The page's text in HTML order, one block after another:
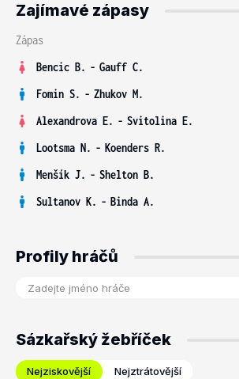
Zajímavé zápasy
Zápas
Bencic B. - Gauff C.
Fomin S. - Zhukov M.
Alexandrova E. - Svitolina E.
Lootsma N. - Koenders R.
Menšík J. - Shelton B.
Sultanov K. - Binda A.
Profily hráčů
Sázkařský žebříček
Nejziskovější Nejztrátovější